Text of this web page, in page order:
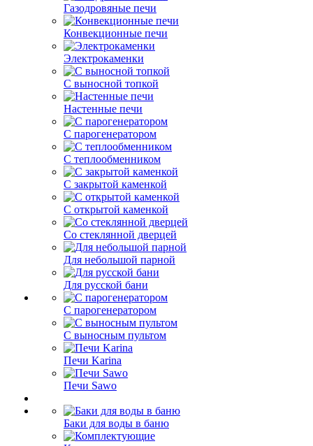
Газодровяные печи
Конвекционные печи
Электрокаменки
С выносной топкой
Настенные печи
С парогенератором
С теплообменником
С закрытой каменкой
С открытой каменкой
Со стеклянной дверцей
Для небольшой парной
Для русской бани
С парогенератором
С выносным пультом
Печи Karina
Печи Sawo
Баки для воды в баню